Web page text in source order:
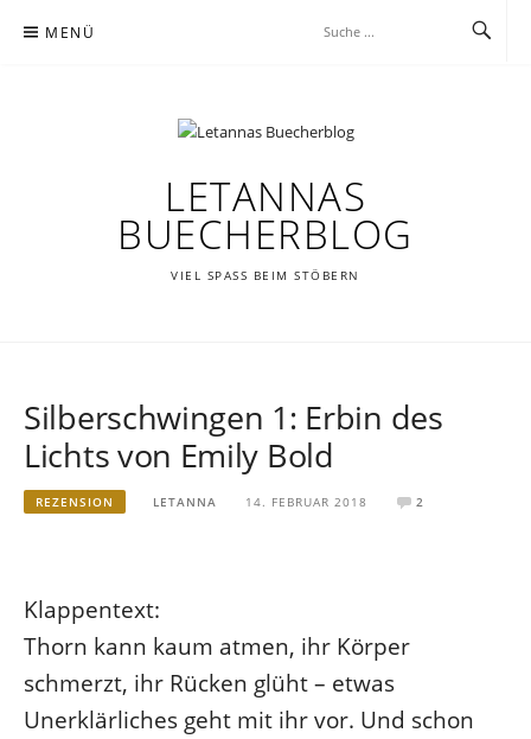
Inhalt MENÜ
LETANNAS
BUECHERBLOG
VIEL SPASS BEIM STÖBERN
Silberschwingen 1: Erbin des
Lichts von Emily Bold
REZENSION LETANNA 14. FEBRUAR 2018 2
Klappentext:
Thorn kann kaum atmen, ihr Körper
schmerzt, ihr Rücken glüht – etwas
Unerklärliches geht mit ihr vor. Und schon